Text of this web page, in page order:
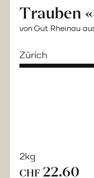
Trauben
von Gut Rheinau
Zürich
2kg
CHF 22.60